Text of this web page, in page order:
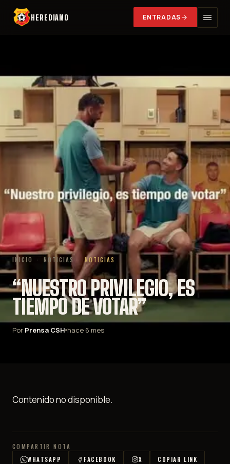
HEREDIANO ENTRADAS
INICIO · NOTICIAS · NOTICIAS
“NUESTRO PRIVILEGIO, ES
TIEMPO DE VOTAR”
Por Prensa CSH hace 6 mes
Contenido no disponible.
COMPARTIR NOTA
WHATSAPP
FACEBOOK X COPIAR LINK